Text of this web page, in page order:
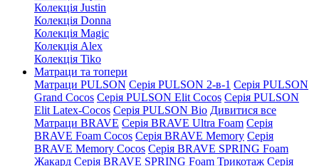
Колекція Justin
Колекція Donna
Колекція Magic
Колекція Alex
Колекція Tiko
Матраци та топери
Матраци PULSON Серія PULSON 2-в-1 Серія PULSON
Grand Cocos Серія PULSON Elit Cocos Серія PULSON
Elit Latex-Cocos Серія PULSON Bio Дивитися все
Матраци BRAVE Серія BRAVE Ultra Foam Серія
BRAVE Foam Cocos Серія BRAVE Memory Серія
BRAVE Memory Cocos Серія BRAVE SPRING Foam
Жакард Серія BRAVE SPRING Foam Трикотаж Серія